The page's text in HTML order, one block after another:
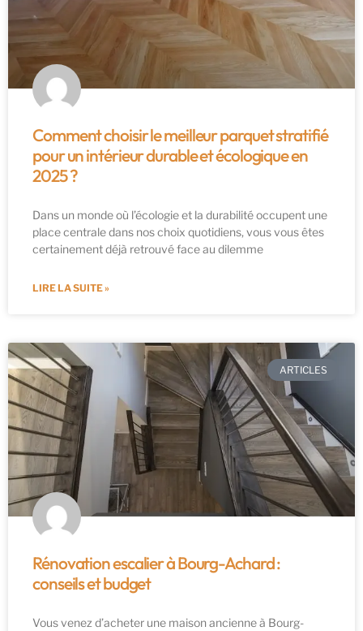
Comment choisir le meilleur parquet stratifié
pour un intérieur durable et écologique en
2025 ?
Dans un monde où l’écologie et la durabilité occupent une
place centrale dans nos choix quotidiens, vous vous êtes
certainement déjà retrouvé face au dilemme
LIRE LA SUITE »
ARTICLES
Rénovation escalier à Bourg-Achard :
conseils et budget
Vous venez d’acheter une maison ancienne à Bourg-